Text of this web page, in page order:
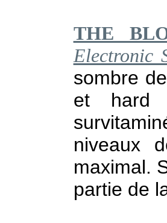
THE
Electronic
sombre
et hard
niveaux
maximal.
partie de